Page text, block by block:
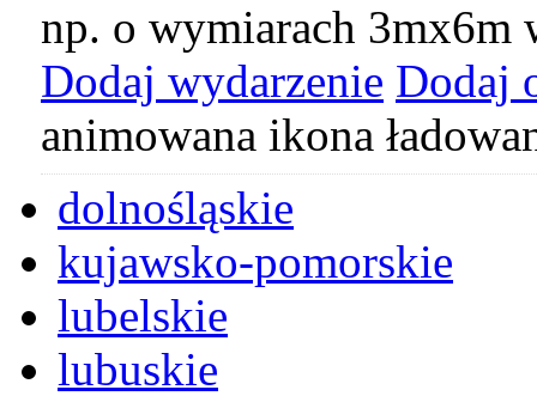
np. o wymiarach 3mx6m
Dodaj wydarzenie Dodaj
animowana ikona
dolnośląskie
kujawsko-pomorskie
lubelskie
lubuskie